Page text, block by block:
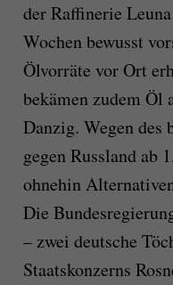
der Raffinerie
Wochen bewusst
Ölvorräte vor Ort
bekämen zudem Öl
Danzig. Wegen des
gegen Russland ab
ohnehin
Die
– zwei deutsche
Staatskonzerns